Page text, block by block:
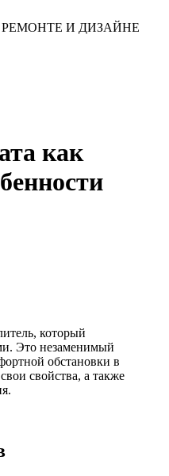
И ДИЗАЙНЕ
как
который
Это незаменимый
обстановки в
свойства, а также